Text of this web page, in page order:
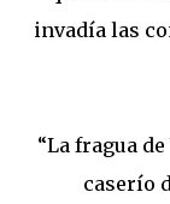
invadía las
“La fragua
caserío